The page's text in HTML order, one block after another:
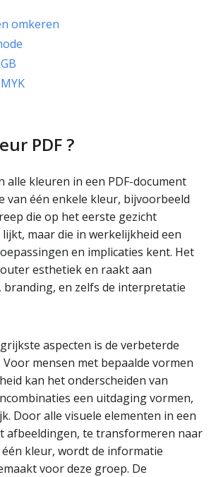
omkeren
PDF ?
alle kleuren in een PDF-document
van één enkele kleur, bijvoorbeeld
die op het eerste gezicht
maar die in werkelijkheid een
en implicaties kent. Het
esthetiek en raakt aan
en zelfs de interpretatie
aspecten is de verbeterde
mensen met bepaalde vormen
kan het onderscheiden van
een uitdaging vormen,
Door alle visuele elementen in een
afbeeldingen, te transformeren naar
kleur, wordt de informatie
voor deze groep. De